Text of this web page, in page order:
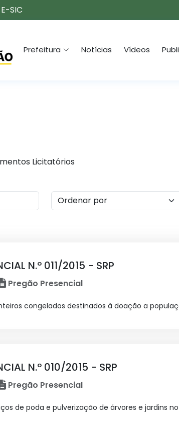
E-SIC
Prefeitura Notícias Vídeos
Licitatórios
N.º 011/2015 - SRP
Pregão Presencial
congelados destinados à doação a
N.º 010/2015 - SRP
Pregão Presencial
de poda e pulverização de árvores e jardins